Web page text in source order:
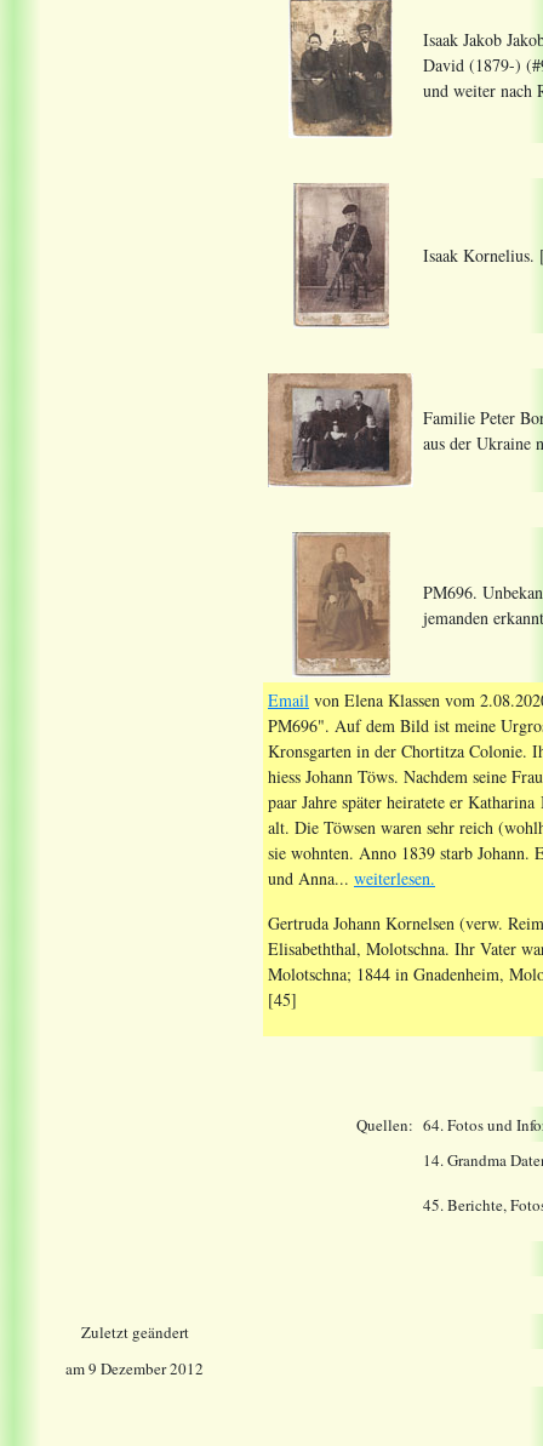
Isaak Jakob
David (1879-)
und weiter nach
Isaak Kornelius.
Familie Peter
aus der Ukraine
PM696.
jemanden
Email von Elena Klassen vom
PM696". Auf dem Bild ist meine
Kronsgarten in der Chortitza Colonie.
hiess Johann Töws. Nachdem seine
paar Jahre später heiratete er
alt. Die Töwsen waren sehr reich
sie wohnten. Anno 1839 starb Johann.
und Anna... weiterlesen.
Gertruda Johann Kornelsen (verw.
Elisabeththal, Molotschna. Ihr Vater
Molotschna; 1844 in Gnadenheim,
[45]
Quellen: 64.Fotos und
14.Grandma
45. Berichte,
Zuletzt geändert
am 9 Dezember 2012